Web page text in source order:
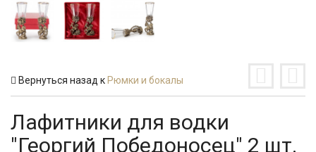
Вернуться назад к Рюмки и бокалы
Лафитники для водки
"Георгий Победоносец" 2 шт.